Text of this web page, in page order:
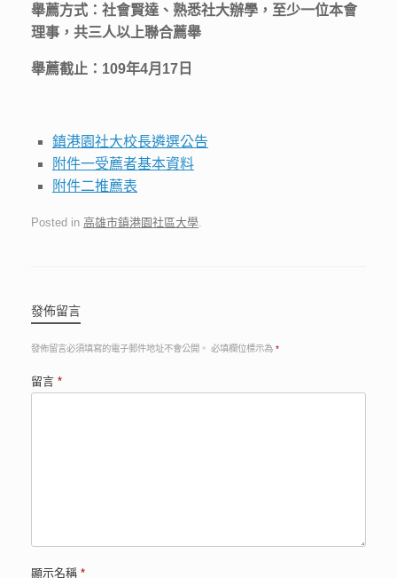
舉薦方式：社會賢達、熟悉社大辦學，至少一位本會
理事，共三人以上聯合薦舉
舉薦截止：109年4月17日
鎮港園社大校長遴選公告
附件一受薦者基本資料
附件二推薦表
Posted in 高雄市鎮港園社區大學.
發佈留言
發佈留言必須填寫的電子郵件地址不會公開。 必填欄位標示為 *
留言 *
顯示名稱 *